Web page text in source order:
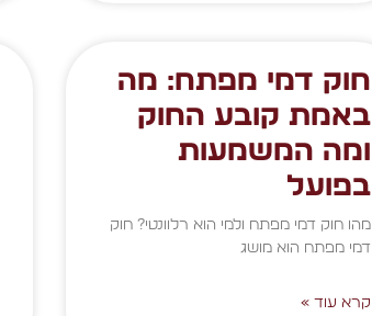
חוק דמי מפתח: מה
באמת קובע החוק
ומה המשמעות
בפועל
מהו חוק דמי מפתח ולמי הוא רלוונטי? חוק
דמי מפתח הוא מושג
קרא עוד »